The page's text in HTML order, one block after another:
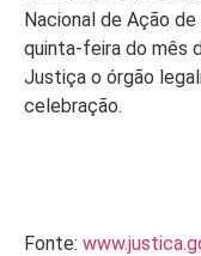
Nacional de Ação de
quinta-feira do mês
Justiça o órgão
celebração.
Fonte: